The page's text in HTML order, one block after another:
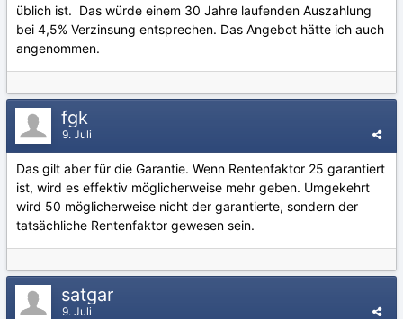
üblich ist. Das würde einem 30 Jahre laufenden Auszahlung
bei 4,5% Verzinsung entsprechen. Das Angebot hätte ich auch
angenommen.
fgk
9. Juli
Das gilt aber für die Garantie. Wenn Rentenfaktor 25 garantiert
ist, wird es effektiv möglicherweise mehr geben. Umgekehrt
wird 50 möglicherweise nicht der garantierte, sondern der
tatsächliche Rentenfaktor gewesen sein.
satgar
9. Juli